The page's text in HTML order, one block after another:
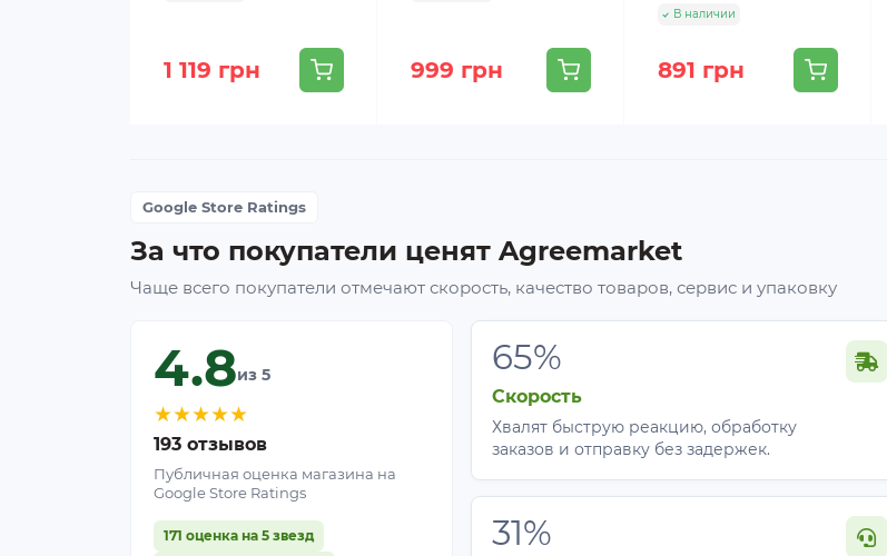
1 119 грн 999 грн
В наличии
891 грн
Google Store Ratings
За что покупатели ценят Agreemarket
Чаще всего покупатели отмечают скорость, качество товаров, сервис и упаковку
4.8из 5
★★★★★
193 отзывов
Публичная оценка магазина на
Google Store Ratings
171 оценка на 5 звезд
65%
Скорость
Хвалят быструю реакцию, обработку
заказов и отправку без задержек.
31%